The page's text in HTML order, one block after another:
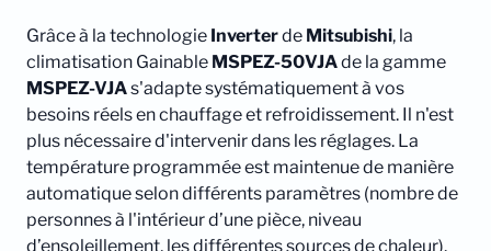
Grâce à la technologie Inverterde Mitsubishi, la
climatisation Gainable MSPEZ-50VJAde la gamme
MSPEZ-VJAs'adapte systématiquement à vos
besoins réels en chauffage et refroidissement. Il n'est
plus nécessaire d'intervenir dans les réglages. La
température programmée est maintenue de manière
automatique selon différents paramètres (nombre de
personnes à l'intérieur d’une pièce, niveau
d’ensoleillement, les différentes sources de chaleur).